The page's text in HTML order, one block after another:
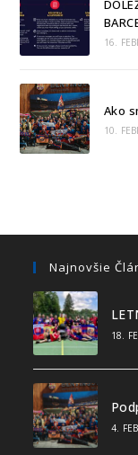
16.
Ako
10.
Najnovšie
18.
4.